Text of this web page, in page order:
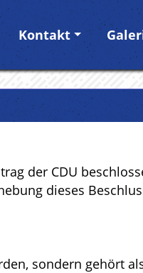
Kontakt
der CDU
dieses
sondern gehört